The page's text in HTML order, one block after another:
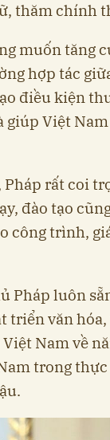
thăm chính
muốn tăng
hợp tác
điều kiện
giúp Việt
rất coi
đào tạo
công trình,
Pháp luôn
triển văn
Nam về
trong